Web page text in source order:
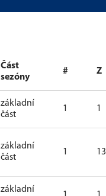
Část
sezóny
# Z
základní
část
1 1
základní
část
1 13
základní